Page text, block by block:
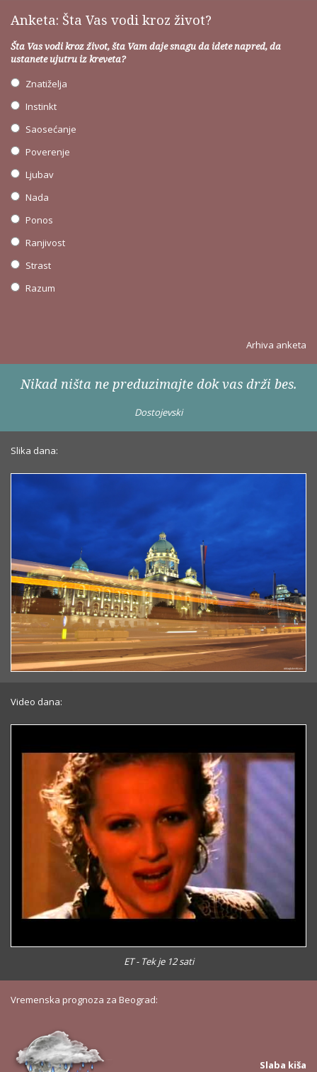
Anketa: Šta Vas vodi kroz život?
Šta Vas vodi kroz život, šta Vam daje snagu da idete napred, da
ustanete ujutru iz kreveta?
Znatiželja
Instinkt
Saosećanje
Poverenje
Ljubav
Nada
Ponos
Ranjivost
Strast
Razum
Arhiva anketa
Nikad ništa ne preduzimajte dok vas drži bes.
Dostojevski
Slika dana:
Video dana:
ET - Tek je 12 sati
Vremenska prognoza za Beograd:
Slaba kiša